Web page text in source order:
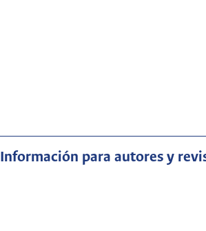
Información para autores y